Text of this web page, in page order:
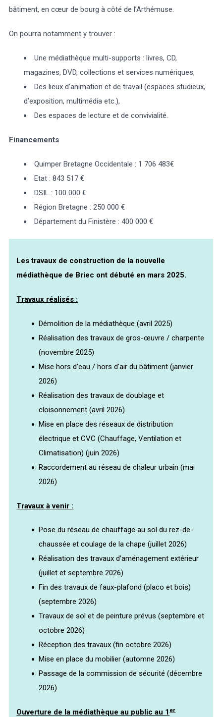
bâtiment, en cœur de bourg à côté de l’Arthémuse.
On pourra notamment y trouver :
Une médiathèque multi-supports : livres, CD,
magazines, DVD, collections et services numériques,
Des lieux d’animation et de travail (espaces studieux,
d’exposition, multimédia etc.),
Des espaces de lecture et de convivialité.
Financements
Quimper Bretagne Occidentale : 1 706 483€
Etat : 843 517 €
DSIL : 100 000 €
Région Bretagne : 250 000 €
Département du Finistère : 400 000 €
Les travaux de construction de la nouvelle
médiathèque de Briec ont débuté en mars 2025.
Travaux réalisés :
Démolition de la médiathèque (avril 2025)
Réalisation des travaux de gros-œuvre / charpente
(novembre 2025)
Mise hors d’eau / hors d’air du bâtiment (janvier
2026)
Réalisation des travaux de doublage et
cloisonnement (avril 2026)
Mise en place des réseaux de distribution
électrique et CVC (Chauffage, Ventilation et
Climatisation) (juin 2026)
Raccordement au réseau de chaleur urbain (mai
2026)
Travaux à venir :
Pose du réseau de chauffage au sol du rez-de-
chaussée et coulage de la chape (juillet 2026)
Réalisation des travaux d’aménagement extérieur
(juillet et septembre 2026)
Fin des travaux de faux-plafond (placo et bois)
(septembre 2026)
Travaux de sol et de peinture prévus (septembre et
octobre 2026)
Réception des travaux (fin octobre 2026)
Mise en place du mobilier (automne 2026)
Passage de la commission de sécurité (décembre
2026)
Ouverture de la médiathèque au public au 1er